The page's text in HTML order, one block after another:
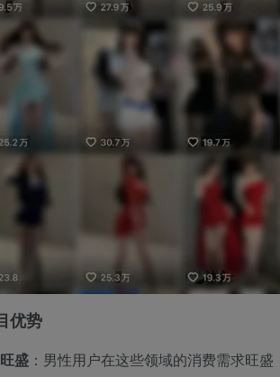
优势
盛 ：男性用户在这些领域的消费需求旺盛